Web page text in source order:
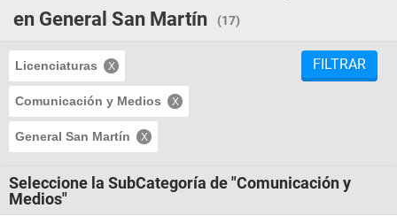
en General San Martín
(17)
Licenciaturas
Comunicación y Medios
General San Martín
FILTRAR
Seleccione la SubCategoría de "Comunicación y
Medios"